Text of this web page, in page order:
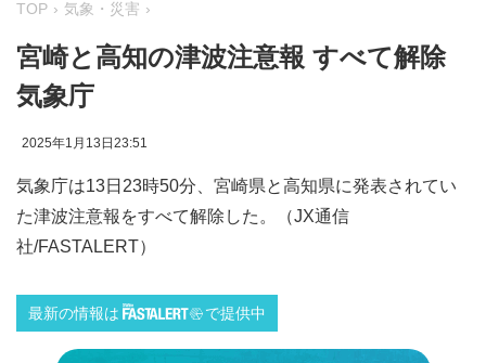
TOP 気象・災害
宮崎と高知の津波注意報 すべて解除
気象庁
2025年1月13日23:51
気象庁は13日23時50分、宮崎県と高知県に発表されてい
た津波注意報をすべて解除した。（JX通信
社/FASTALERT）
最新の情報は で提供中